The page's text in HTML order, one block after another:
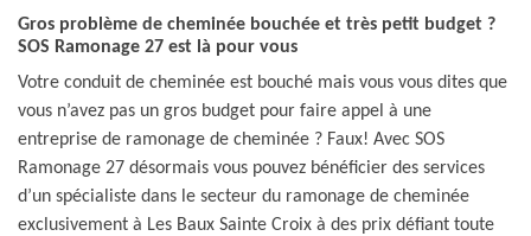
Gros problème de cheminée bouchée et très petit budget ?
SOS Ramonage 27 est là pour vous
Votre conduit de cheminée est bouché mais vous vous dites que
vous n’avez pas un gros budget pour faire appel à une
entreprise de ramonage de cheminée ? Faux! Avec SOS
Ramonage 27 désormais vous pouvez bénéficier des services
d’un spécialiste dans le secteur du ramonage de cheminée
exclusivement à Les Baux Sainte Croix à des prix défiant toute